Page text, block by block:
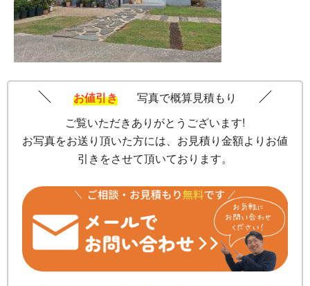
お値引き
写真で概算見積もり
ご覧いただきありがとうございます!
お写真をお送り頂いた方には、お見積り金額よりお値
引きをさせて頂いております。